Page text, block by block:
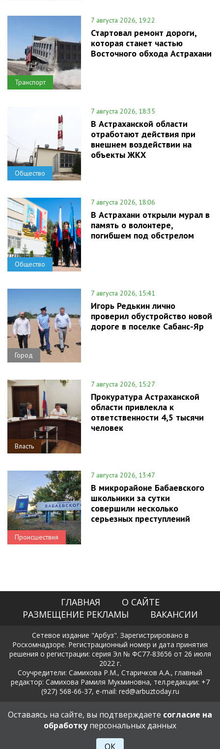
Транспорт
7 августа 2026, 19:22
Стартовал ремонт дороги,
которая станет частью
Восточного обхода Астрахани
Общество
7 августа 2026, 18:35
В Астраханской области
отработают действия при
внешнем воздействии на
объекты ЖКХ
Общество
7 августа 2026, 18:06
В Астрахани открыли мурал в
память о волонтере,
погибшем под обстрелом
Город
7 августа 2026, 15:41
Игорь Редькин лично
проверил обустройство новой
дороге в поселке Сабанс-Яр
Власть
7 августа 2026, 15:27
Прокуратура Астраханской
области привлекла к
ответственности 4,5 тысячи
человек
Происшествия
7 августа 2026, 13:47
В микрорайоне Бабаевского
школьники за сутки
совершили несколько
серьезных преступлений
ГЛАВНАЯ
О САЙТЕ
РАЗМЕЩЕНИЕ РЕКЛАМЫ
ВАКАНСИИ
Сетевое издание "Арбуз". Зарегистрировано в
Роскомнадзоре. Регистрационный номер и дата принятия
решения о регистрации: серия Эл № ФС77-83656 от 26 июля
2022 г.
Соучредители: Самихова Р.М., Старичков А.А., главный
редактор: Самихова Рамиля Мукминовна, тел.редакции: +7
(927) 568-66-37, e-mail: red@arbuztoday.ru
Политика в отношении обработки и защиты персональных
данных
18+
Оставаясь на сайте, вы подтверждаете согласие на
обработкуперсональных данных
ОК